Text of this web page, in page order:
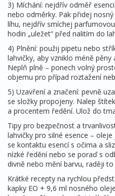
3) Míchání: nejdřív odměř
nebo odměrky. Pak přidej
líhu, nejdřív smíchej
hodin „uležet“ před nalitím do
4) Plnění: použij pipetu nebo
lahvičky, aby vzniklo méně
Neplň plně – ponech volný
objemu pro případ roztažení
5) Uzavření a značení: pevně
se složky propojeny. Nalep
a procentem ředění. Ulož do
Tipy pro bezpečnost a
lahvičky pro silné esence –
se kontaktu esencí s očima a
nízké ředění nebo se poraď s
divně nebo mění barvu, raději to
Krátké recepty na rychlou
kapky EO + 9,6 ml nosného